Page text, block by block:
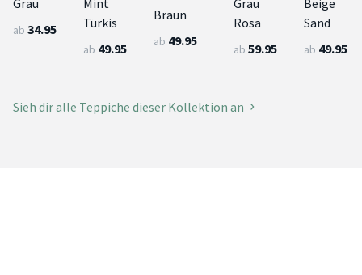
ab 34.95
Türkis
ab 49.95
Braun
ab 49.95
Rosa
ab 59.95
Sand
ab 49.95
Sieh dir alle Teppiche dieser Kollektion an